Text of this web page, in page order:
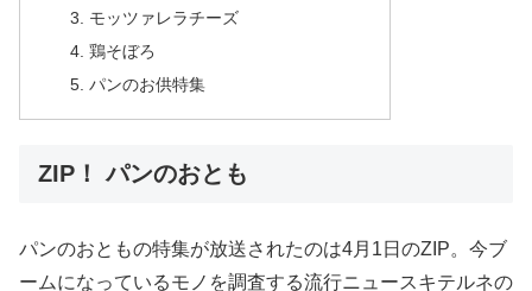
モッツァレラチーズ
鶏そぼろ
パンのお供特集
ZIP！ パンのおとも
パンのおともの特集が放送されたのは4月1日のZIP。今ブ
ームになっているモノを調査する流行ニュースキテルネの